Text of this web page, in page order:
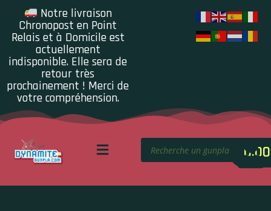
Notre livraison
Chronopost en Point
Relais et à Domicile est
actuellement
indisponible. Elle sera de
retour très
prochainement ! Merci de
votre compréhension.
0.00